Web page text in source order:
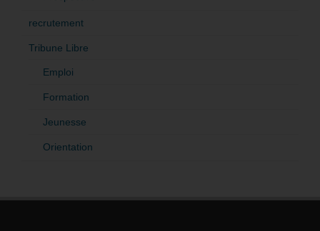
recrutement
Tribune Libre
Emploi
Formation
Jeunesse
Orientation